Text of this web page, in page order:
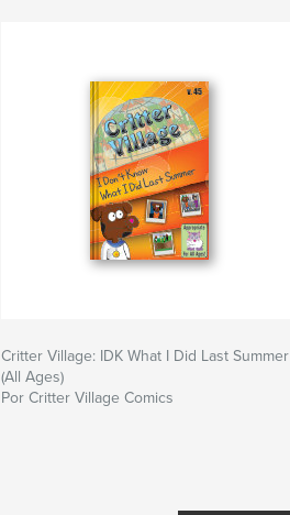
Critter Village: IDK What I Did Last Summer
(All Ages)
Por Critter Village Comics